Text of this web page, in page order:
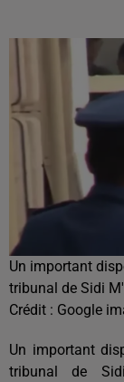
Un important
tribunal de Sidi
Crédit : Google
Un important
tribunal de